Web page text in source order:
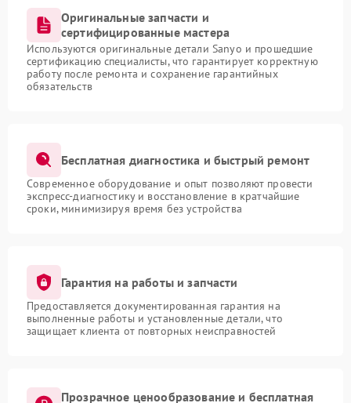
Оригинальные запчасти и
сертифицированные мастера
Используются оригинальные детали Sanyo и прошедшие
сертификацию специалисты, что гарантирует корректную
работу после ремонта и сохранение гарантийных
обязательств
Бесплатная диагностика и быстрый ремонт
Современное оборудование и опыт позволяют провести
экспресс-диагностику и восстановление в кратчайшие
сроки, минимизируя время без устройства
Гарантия на работы и запчасти
Предоставляется документированная гарантия на
выполненные работы и установленные детали, что
защищает клиента от повторных неисправностей
Прозрачное ценообразование и бесплатная